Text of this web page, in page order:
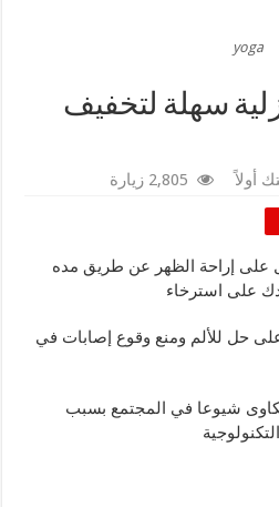
yoga
سهلة لتخفيف
أولاً 2,805 زيارة
على إراحة الظهر عن طريق مده
على استرخاء
حل للألم ومنع وقوع إصابات في
شيوعا في المجتمع بسبب